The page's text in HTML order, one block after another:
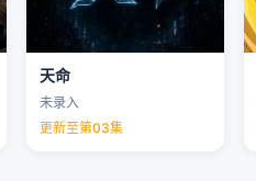
天命
未录入
更新至第03集